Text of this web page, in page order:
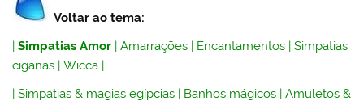
Voltar ao tema:
|Simpatias Amor |Amarrações | Encantamentos |Simpatias
ciganas |Wicca |
|Simpatias & magias egípcias | Banhos mágicos |Amuletos &